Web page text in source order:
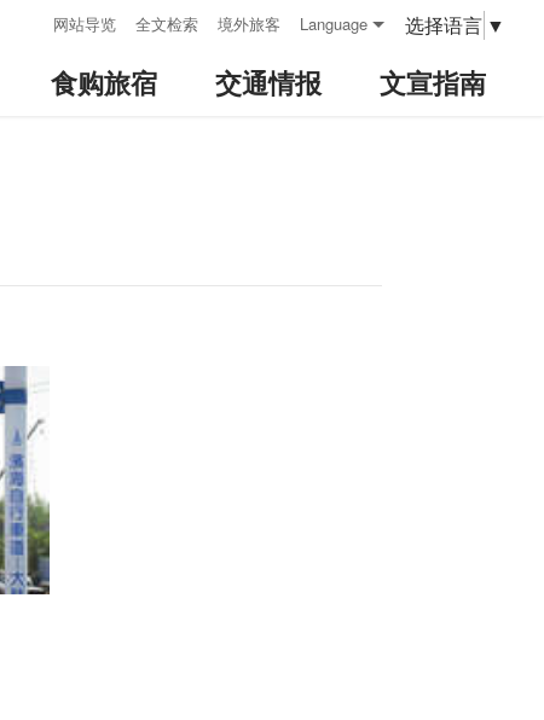
网站导览 全文检索 境外旅客 Language 选择语言 ▼
食购旅宿 交通情报 文宣指南